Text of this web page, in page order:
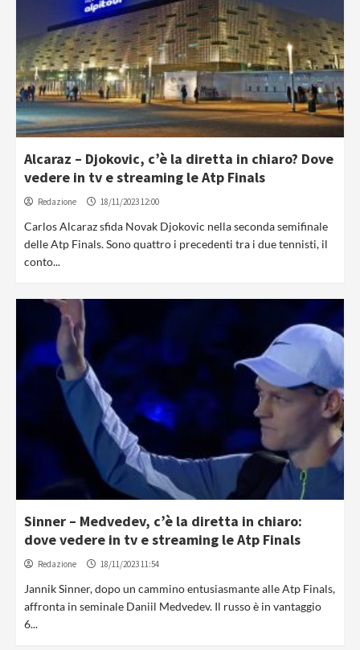
Alcaraz – Djokovic, c’è la diretta in chiaro? Dove
vedere in tv e streaming le Atp Finals
Redazione 18/11/2023 12:00
Carlos Alcaraz sfida Novak Djokovic nella seconda semifinale
delle Atp Finals. Sono quattro i precedenti tra i due tennisti, il
conto...
Sinner – Medvedev, c’è la diretta in chiaro:
dove vedere in tv e streaming le Atp Finals
Redazione 18/11/2023 11:54
Jannik Sinner, dopo un cammino entusiasmante alle Atp Finals,
affronta in seminale Daniil Medvedev. Il russo è in vantaggio
6...